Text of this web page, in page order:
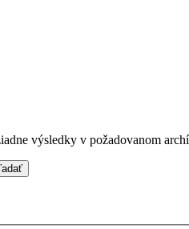
výsledky v požadovanom